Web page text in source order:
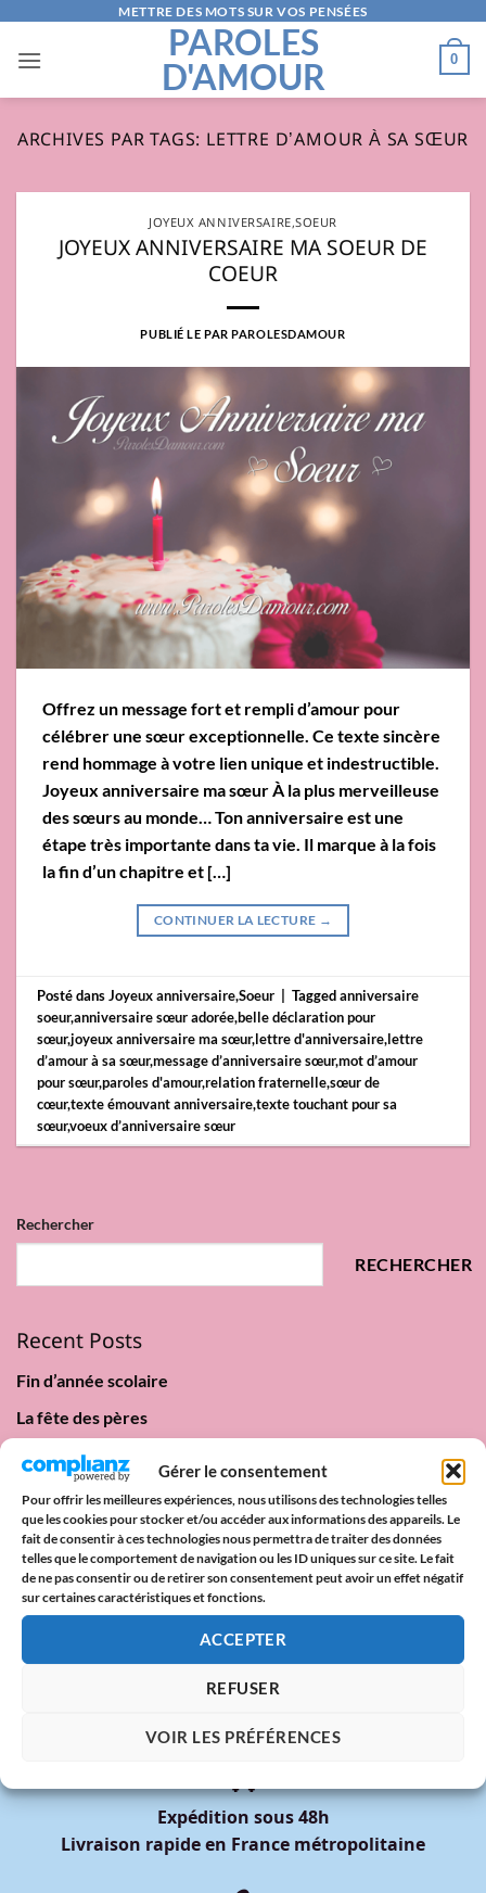
Gérer le consentement
Pour offrir les meilleures expériences, nous utilisons des technologies telles
que les cookies pour stocker et/ou accéder aux informations des appareils. Le
fait de consentir à ces technologies nous permettra de traiter des données
telles que le comportement de navigation ou les ID uniques sur ce site. Le fait
de ne pas consentir ou de retirer son consentement peut avoir un effet négatif
sur certaines caractéristiques et fonctions.
ACCEPTER
REFUSER
VOIR LES PRÉFÉRENCES
contenu
METTRE DES MOTS SUR VOS PENSÉES
PAROLES
D'AMOUR
0
ARCHIVES PAR TAGS: LETTRE D’AMOUR À SA SŒUR
JOYEUX ANNIVERSAIRE,SOEUR
JOYEUX ANNIVERSAIRE MA SOEUR DE
COEUR
PUBLIÉ LEPARPAROLESDAMOUR
Offrez un message fort et rempli d’amour pour
célébrer une sœur exceptionnelle. Ce texte sincère
rend hommage à votre lien unique et indestructible.
Joyeux anniversaire ma sœur À la plus merveilleuse
des sœurs au monde… Ton anniversaire est une
étape très importante dans ta vie. Il marque à la fois
la fin d’un chapitre et […]
CONTINUER LA LECTURE →
Posté dansJoyeux anniversaire,Soeur Taggedanniversaire
soeur,anniversaire sœur adorée,belle déclaration pour
sœur,joyeux anniversaire ma sœur,lettre d'anniversaire,lettre
d’amour à sa sœur,message d’anniversaire sœur,mot d’amour
pour sœur,paroles d'amour,relation fraternelle,sœur de
cœur,texte émouvant anniversaire,texte touchant pour sa
sœur,voeux d’anniversaire sœur
Rechercher
RECHERCHER
Recent Posts
Fin d’année scolaire
La fête des pères
Lundi de Pentecôte 2025 : origine, traditions & paroles
d’amour
Date Pride 2025 : Calendrier des Marches des Fiertés en
France
DIXOON x Mois des Fiertés 2025 : Deux Tote Bags Arc-en-
Ciel à Offrir avec Fierté
🚚
Expédition sous 48h
Livraison rapide en France métropolitaine